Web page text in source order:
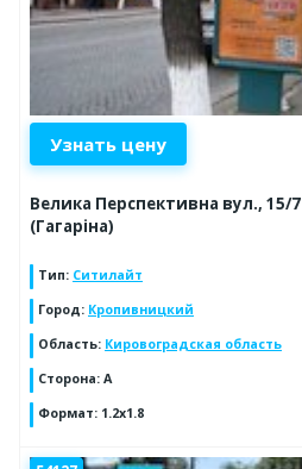
Узнать цену
Велика Перспективна вул., 15/
(Гагаріна)
Тип: Ситилайт
Город: Кропивницкий
Область: Кировоградская область
Сторона: A
Формат: 1.2x1.8